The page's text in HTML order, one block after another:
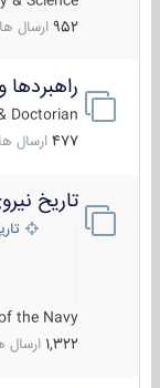
952 ارسال ها
راهبردها
& Doctorian
477 ارسال ها
تاریخ
of the Navy
1,322 ارسال ها